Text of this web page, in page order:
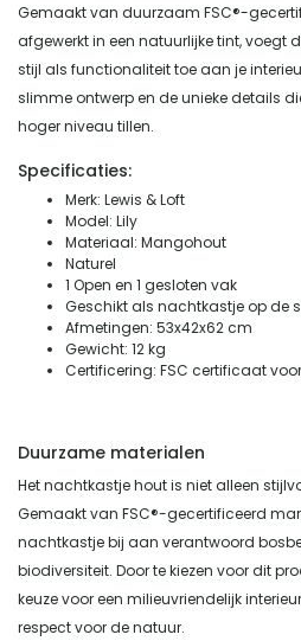
Gemaakt van duurzaam FSC®-
afgewerkt in een natuurlijke tint, voegt
stijl als functionaliteit toe aan je
slimme ontwerp en de unieke details
hoger niveau tillen.
Specificaties:
Merk: Lewis & Loft
Model: Lily
Materiaal: Mangohout
Naturel
1 Open en 1 gesloten vak
Geschikt als nachtkastje op de
Afmetingen: 53x42x62 cm
Gewicht: 12 kg
Certificering: FSC certificaat
Duurzame materialen
Het nachtkastje hout is niet alleen
Gemaakt van FSC®-gecertificeerd
nachtkastje bij aan verantwoord
biodiversiteit. Door te kiezen voor dit
keuze voor een milieuvriendelijk
respect voor de natuur.